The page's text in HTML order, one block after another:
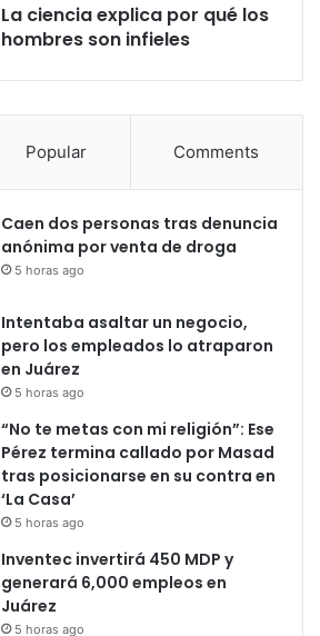
La ciencia explica por qué los
hombres son infieles
Popular Comments
Caen dos personas tras denuncia
anónima por venta de droga
5 horas ago
Intentaba asaltar un negocio,
pero los empleados lo atraparon
en Juárez
5 horas ago
“No te metas con mi religión”: Ese
Pérez termina callado por Masad
tras posicionarse en su contra en
‘La Casa’
5 horas ago
Inventec invertirá 450 MDP y
generará 6,000 empleos en
Juárez
5 horas ago